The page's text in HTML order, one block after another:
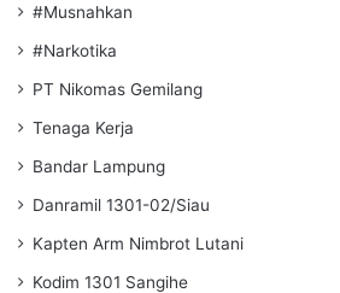
#Musnahkan
#Narkotika
PT Nikomas Gemilang
Tenaga Kerja
Bandar Lampung
Danramil 1301-02/Siau
Kapten Arm Nimbrot Lutani
Kodim 1301 Sangihe